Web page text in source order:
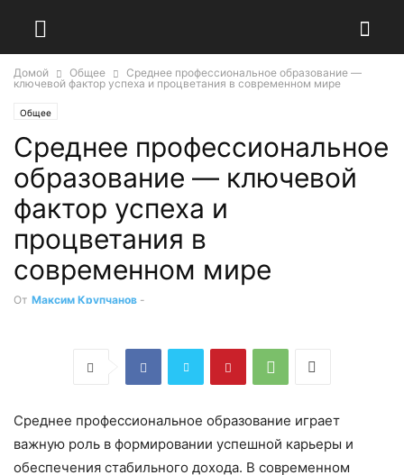
Домой Общее
Среднее профессиональное образование —
ключевой фактор успеха и процветания в современном мире
Общее
Среднее профессиональное
образование — ключевой
фактор успеха и
процветания в
современном мире
От Максим Крупчанов -
Среднее профессиональное образование играет
важную роль в формировании успешной карьеры и
обеспечения стабильного дохода. В современном